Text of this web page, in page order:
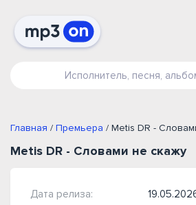
Главная / Премьера / Metis DR -
Metis DR - Словами не скажу
Дата релиза: